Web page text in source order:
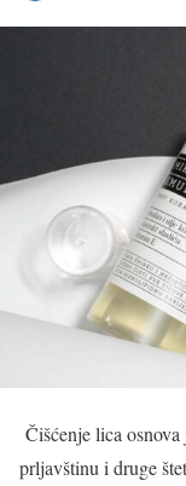
Čišćenje lica
prljavštinu i druge